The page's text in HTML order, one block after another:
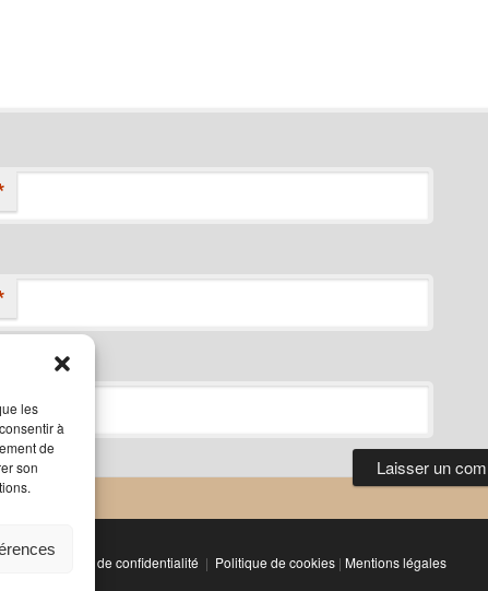
les
à
de
son
Politique de confidentialité Politique de cookies| Mentions légales